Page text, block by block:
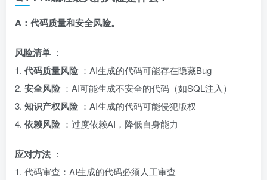
A：代码质量和安全风险。
风险清单 ：
1. 代码质量风险 ：AI生成的代码可能存在隐藏Bug
2. 安全风险 ：AI可能生成不安全的代码（如SQL注入）
3. 知识产权风险 ：AI生成的代码可能侵犯版权
4. 依赖风险 ：过度依赖AI，降低自身能力
应对方法 ：
1. 代码审查：AI生成的代码必须人工审查